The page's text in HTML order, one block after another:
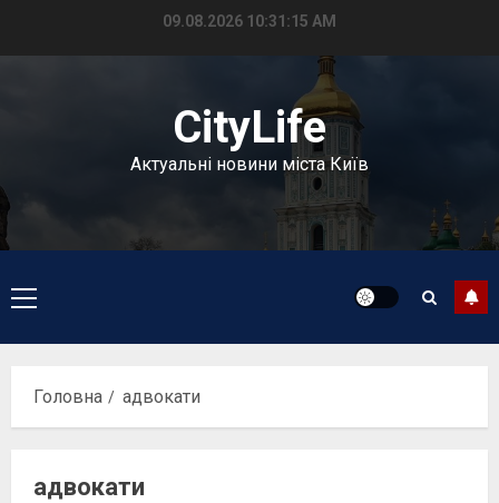
09.08.2026 10:31:16 AM
CityLife
Актуальні новини міста Київ
Головне
меню
Головна адвокати
адвокати